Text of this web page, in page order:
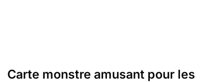
Carte monstre amusant pour les